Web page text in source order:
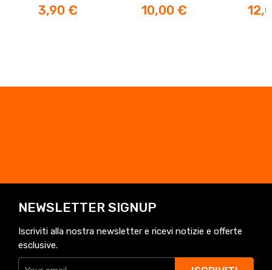
DI CALCIO
Prezzo
3,90 € Prezzo
10,00 €
NEWSLETTER SIGNUP
Iscriviti alla nostra newsletter e ricevi notizie e offerte
esclusive.